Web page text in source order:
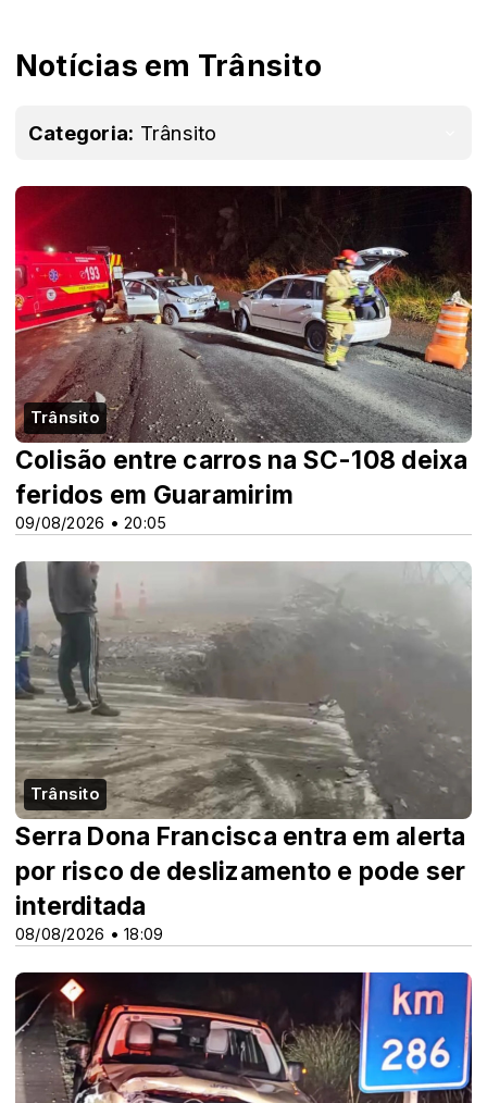
Notícias em Trânsito
Categoria: Trânsito
Trânsito
09/08/2026 • 20:05
Colisão entre carros na SC-108 deixa
feridos em Guaramirim
Trânsito
08/08/2026 • 18:09
Serra Dona Francisca entra em alerta
por risco de deslizamento e pode ser
interditada